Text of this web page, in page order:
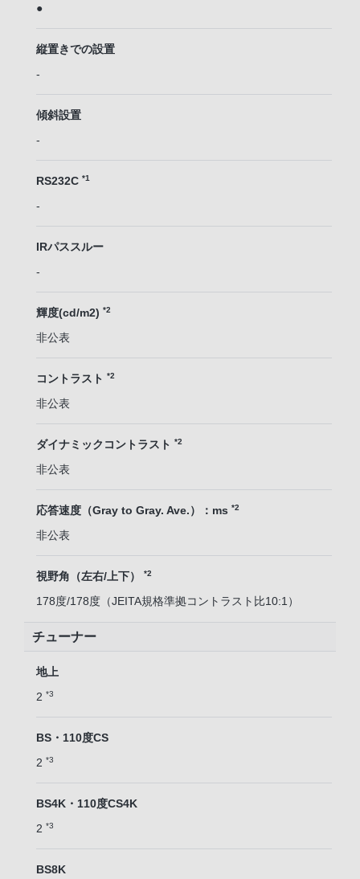
●
縦置きでの設置
-
傾斜設置
-
RS232C *1
-
IRパススルー
-
輝度(cd/m2) *2
非公表
コントラスト *2
非公表
ダイナミックコントラスト *2
非公表
応答速度（Gray to Gray. Ave.）：ms *2
非公表
視野角（左右/上下） *2
178度/178度（JEITA規格準拠コントラスト比10:1）
チューナー
地上
2 *3
BS・110度CS
2 *3
BS4K・110度CS4K
2 *3
BS8K